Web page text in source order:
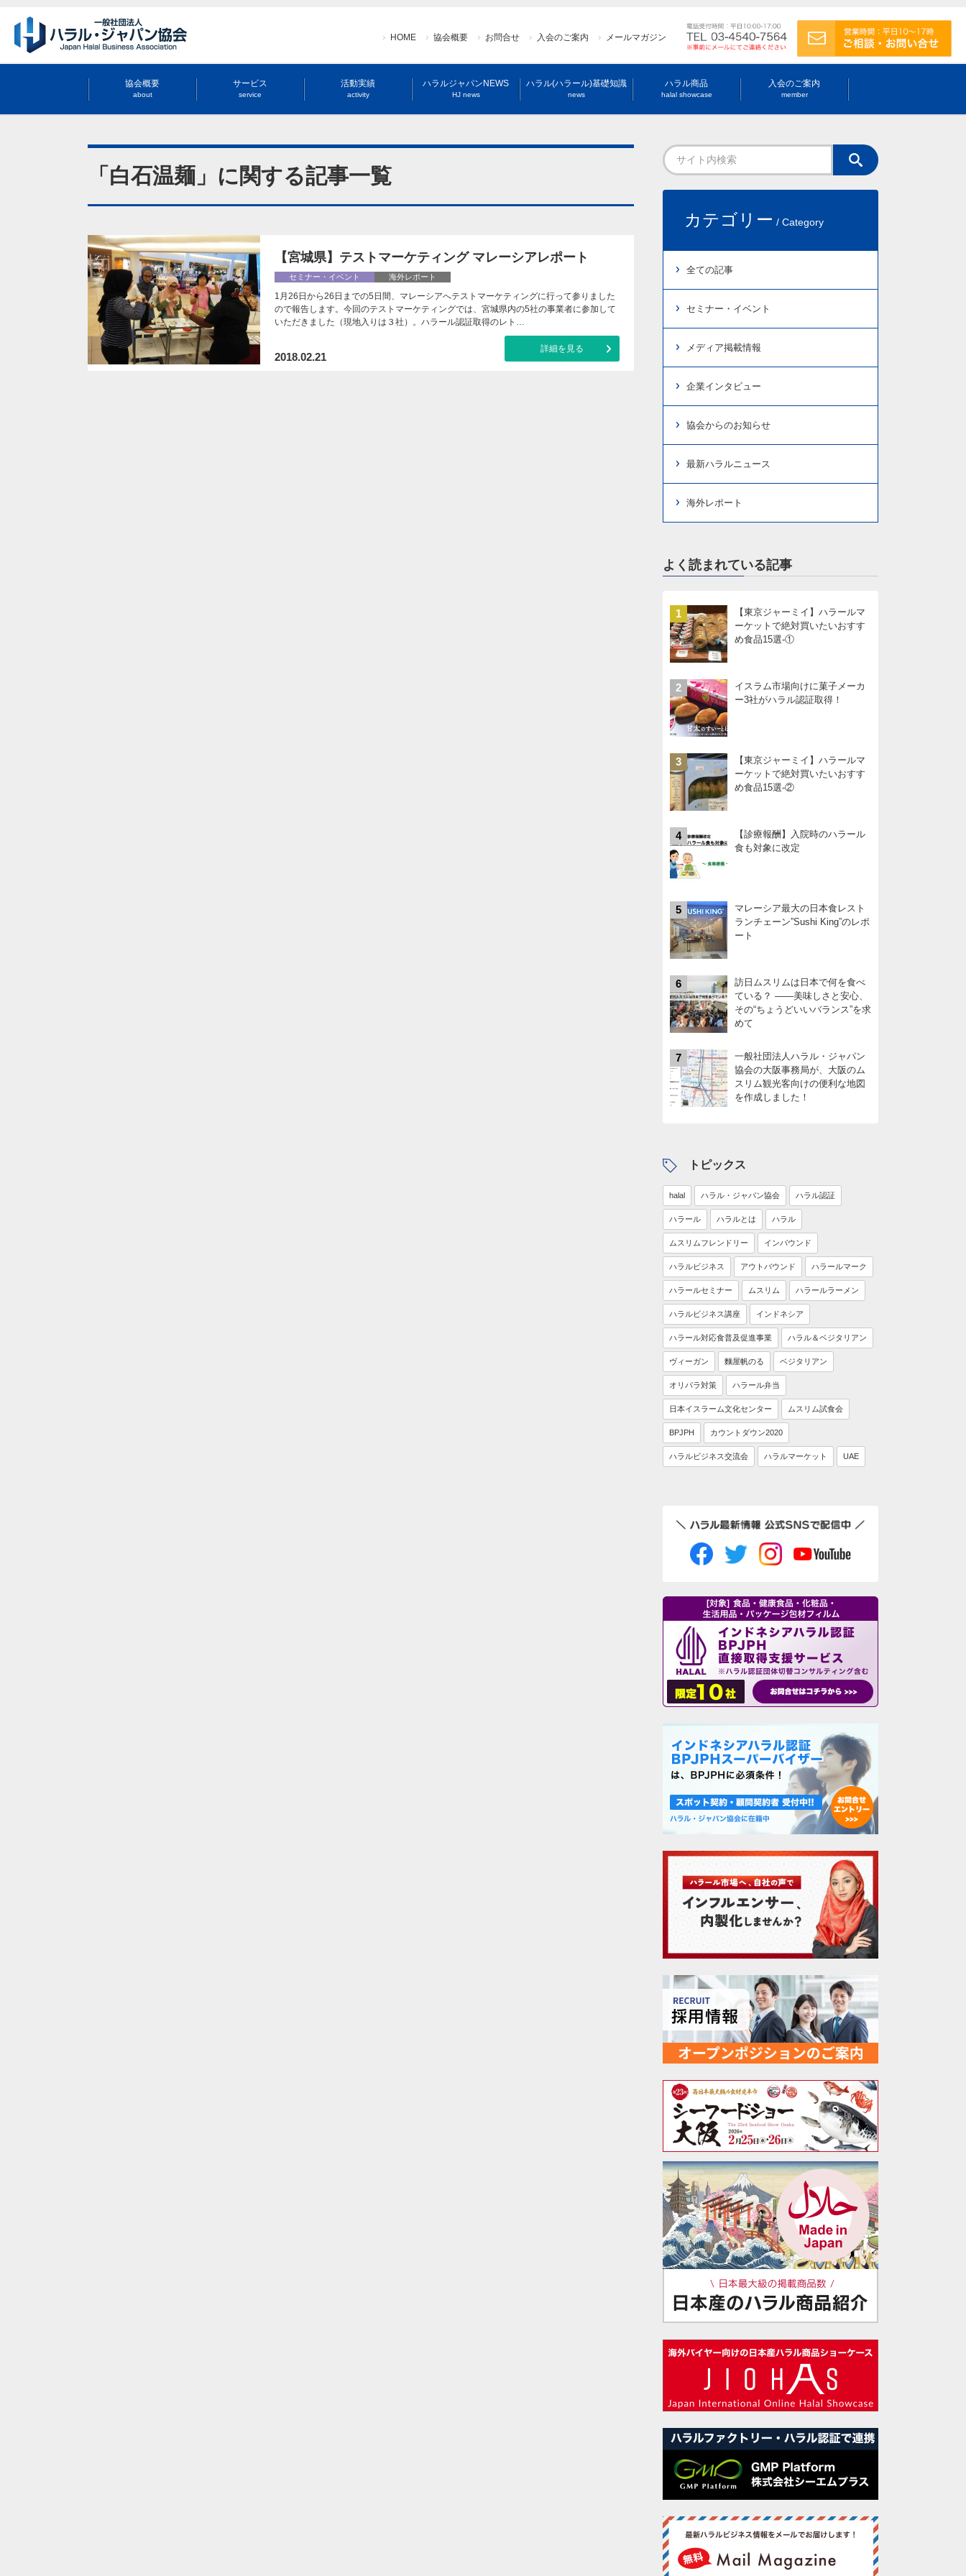
HOME 協会概要 お問合せ 入会のご案内 メールマガジン
協会概要
about
サービス
service
活動実績
activity
ハラルジャパンNEWS
HJ news
ハラル(ハラール)基礎知識
news
ハラル商品
halal showcase
入会のご案内
member
「白石温麺」に関する記事一覧
【宮城県】テストマーケティング マレーシアレポート
セミナー・イベント 海外レポート
1月26日から26日までの5日間、マレーシアへテストマーケティングに行って参りました
ので報告します。今回のテストマーケティングでは、宮城県内の5社の事業者に参加して
いただきました（現地入りは３社）。ハラール認証取得のレト…
2018.02.21
詳細を見る
カテゴリー / Category
全ての記事
セミナー・イベント
メディア掲載情報
企業インタビュー
協会からのお知らせ
最新ハラルニュース
海外レポート
よく読まれている記事
1
【東京ジャーミイ】ハラールマ
ーケットで絶対買いたいおすす
め食品15選-①
2
イスラム市場向けに菓子メーカ
ー3社がハラル認証取得！
3
【東京ジャーミイ】ハラールマ
ーケットで絶対買いたいおすす
め食品15選-②
4
【診療報酬】入院時のハラール
食も対象に改定
5
マレーシア最大の日本食レスト
ランチェーン”Sushi King”のレポ
ート
6
訪日ムスリムは日本で何を食べ
ている？ ――美味しさと安心、
その“ちょうどいいバランス”を求
めて
7
一般社団法人ハラル・ジャパン
協会の大阪事務局が、大阪のム
スリム観光客向けの便利な地図
を作成しました！
トピックス
halal ハラル・ジャパン協会 ハラル認証
ハラール ハラルとは ハラル
ムスリムフレンドリー インバウンド
ハラルビジネス アウトバウンド ハラールマーク
ハラールセミナー ムスリム ハラールラーメン
ハラルビジネス講座 インドネシア
ハラール対応食普及促進事業 ハラル＆ベジタリアン
ヴィーガン 麵屋帆のる ベジタリアン
オリパラ対策 ハラール弁当
日本イスラーム文化センター ムスリム試食会
BPJPH カウントダウン2020
ハラルビジネス交流会 ハラルマーケット UAE